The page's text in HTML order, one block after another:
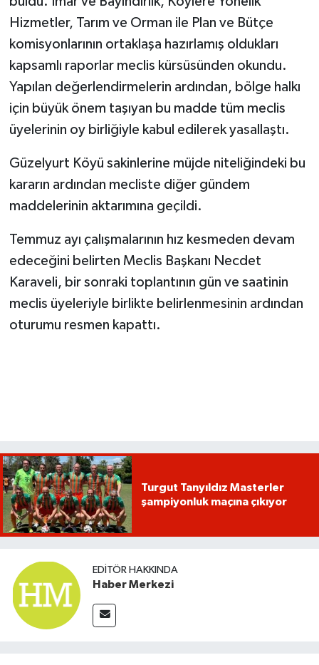
Hizmetler, Tarım ve Orman ile Plan ve Bütçe
komisyonlarının ortaklaşa hazırlamış oldukları
kapsamlı raporlar meclis kürsüsünden okundu.
Yapılan değerlendirmelerin ardından, bölge halkı
için büyük önem taşıyan bu madde tüm meclis
üyelerinin oy birliğiyle kabul edilerek yasallaştı.
​Güzelyurt Köyü sakinlerine müjde niteliğindeki bu
kararın ardından mecliste diğer gündem
maddelerinin aktarımına geçildi.
Temmuz ayı çalışmalarının hız kesmeden devam
edeceğini belirten Meclis Başkanı Necdet
Karaveli, bir sonraki toplantının gün ve saatinin
meclis üyeleriyle birlikte belirlenmesinin ardından
oturumu resmen kapattı.
Turgut Tanyıldız Masterler
şampiyonluk maçına çıkıyor
EDITÖR HAKKINDA
Haber Merkezi